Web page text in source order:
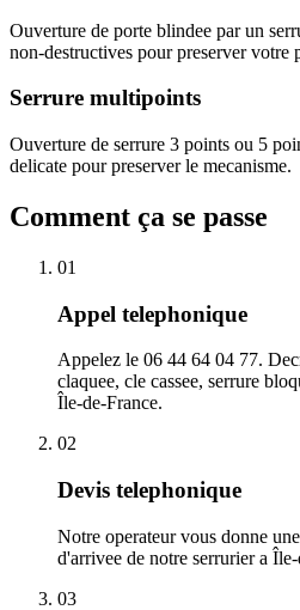
Ouverture de porte blindee par un
non-destructives pour preserver votre
Serrure multipoints
Ouverture de serrure 3 points ou 5
delicate pour preserver le mecanisme.
Comment ça se passe
01
Appel telephonique
Appelez le 06 44 64 04 77.
claquee, cle cassee, serrure
Île-de-France.
02
Devis telephonique
Notre operateur vous donne
d'arrivee de notre serrurier a
03